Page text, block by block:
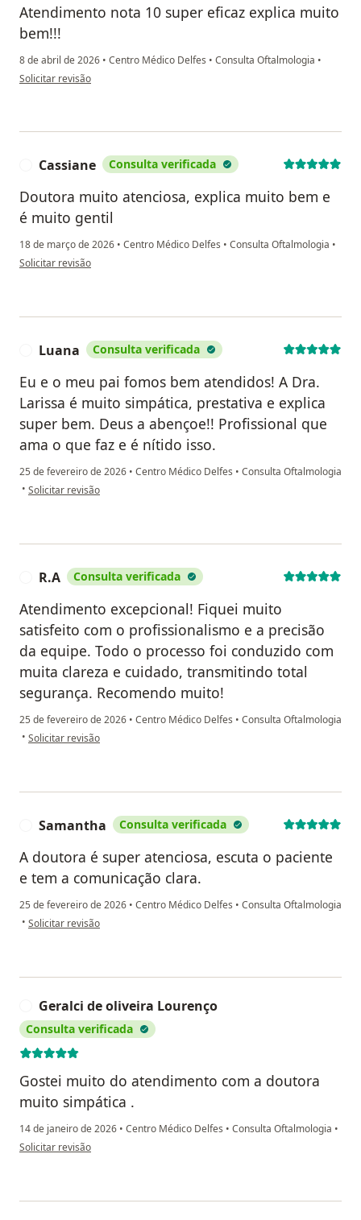
Atendimento nota 10 super eficaz explica muito
bem!!!
8 de abril de 2026 • Centro Médico Delfes • Consulta Oftalmologia •
na opinião do utilizador Lindomar
Solicitar revisão
Cassiane Consulta verificada
Doutora muito atenciosa, explica muito bem e
é muito gentil
18 de março de 2026 • Centro Médico Delfes • Consulta Oftalmologia •
na opinião do utilizador Cassiane
Solicitar revisão
Luana Consulta verificada
Eu e o meu pai fomos bem atendidos! A Dra.
Larissa é muito simpática, prestativa e explica
super bem. Deus a abençoe!! Profissional que
ama o que faz e é nítido isso.
25 de fevereiro de 2026 • Centro Médico Delfes • Consulta Oftalmologia
• na opinião do utilizador Luana
Solicitar revisão
R.A Consulta verificada
Atendimento excepcional! Fiquei muito
satisfeito com o profissionalismo e a precisão
da equipe. Todo o processo foi conduzido com
muita clareza e cuidado, transmitindo total
segurança. Recomendo muito!
25 de fevereiro de 2026 • Centro Médico Delfes • Consulta Oftalmologia
• na opinião do utilizador R.A
Solicitar revisão
Samantha Consulta verificada
A doutora é super atenciosa, escuta o paciente
e tem a comunicação clara.
25 de fevereiro de 2026 • Centro Médico Delfes • Consulta Oftalmologia
• na opinião do utilizador Samantha
Solicitar revisão
Geralci de oliveira Lourenço
Consulta verificada
Gostei muito do atendimento com a doutora
muito simpática .
14 de janeiro de 2026 • Centro Médico Delfes • Consulta Oftalmologia •
na opinião do utilizador Geralci de oliveira Lourenço
Solicitar revisão